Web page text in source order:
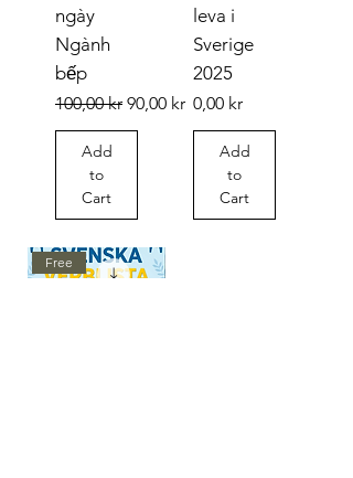
ngày
Ngành
bếp
Regular Price
100,00 kr Sale Price
90,00 kr
Add
to
Cart
leva i
Sverige
2025
Price
0,00 kr
Add
to
Cart
Free